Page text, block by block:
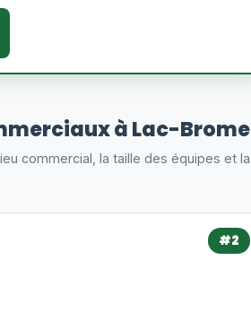
à Lac-Brome
commercial, la taille des équipes et la
#2